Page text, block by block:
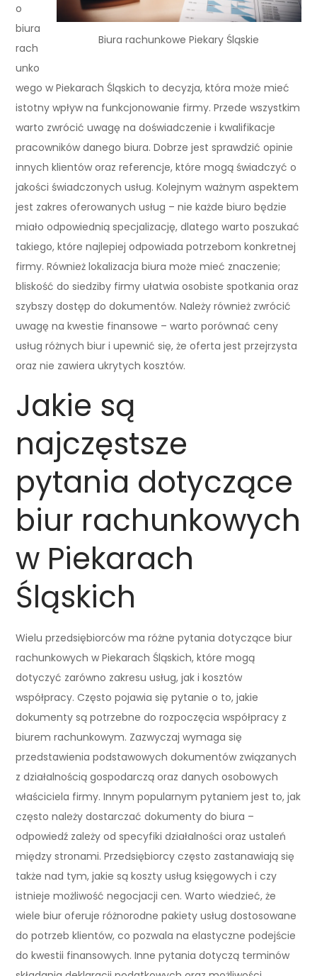
Biura rachunkowe Piekary Śląskie
o
biura
rach
unko
wego w Piekarach Śląskich to decyzja, która może mieć
istotny wpływ na funkcjonowanie firmy. Przede wszystkim
warto zwrócić uwagę na doświadczenie i kwalifikacje
pracowników danego biura. Dobrze jest sprawdzić opinie
innych klientów oraz referencje, które mogą świadczyć o
jakości świadczonych usług. Kolejnym ważnym aspektem
jest zakres oferowanych usług – nie każde biuro będzie
miało odpowiednią specjalizację, dlatego warto poszukać
takiego, które najlepiej odpowiada potrzebom konkretnej
firmy. Również lokalizacja biura może mieć znaczenie;
bliskość do siedziby firmy ułatwia osobiste spotkania oraz
szybszy dostęp do dokumentów. Należy również zwrócić
uwagę na kwestie finansowe – warto porównać ceny
usług różnych biur i upewnić się, że oferta jest przejrzysta
oraz nie zawiera ukrytych kosztów.
Jakie są
najczęstsze
pytania dotyczące
biur rachunkowych
w Piekarach
Śląskich
Wielu przedsiębiorców ma różne pytania dotyczące biur
rachunkowych w Piekarach Śląskich, które mogą
dotyczyć zarówno zakresu usług, jak i kosztów
współpracy. Często pojawia się pytanie o to, jakie
dokumenty są potrzebne do rozpoczęcia współpracy z
biurem rachunkowym. Zazwyczaj wymaga się
przedstawienia podstawowych dokumentów związanych
z działalnością gospodarczą oraz danych osobowych
właściciela firmy. Innym popularnym pytaniem jest to, jak
często należy dostarczać dokumenty do biura –
odpowiedź zależy od specyfiki działalności oraz ustaleń
między stronami. Przedsiębiorcy często zastanawiają się
także nad tym, jakie są koszty usług księgowych i czy
istnieje możliwość negocjacji cen. Warto wiedzieć, że
wiele biur oferuje różnorodne pakiety usług dostosowane
do potrzeb klientów, co pozwala na elastyczne podejście
do kwestii finansowych. Inne pytania dotyczą terminów